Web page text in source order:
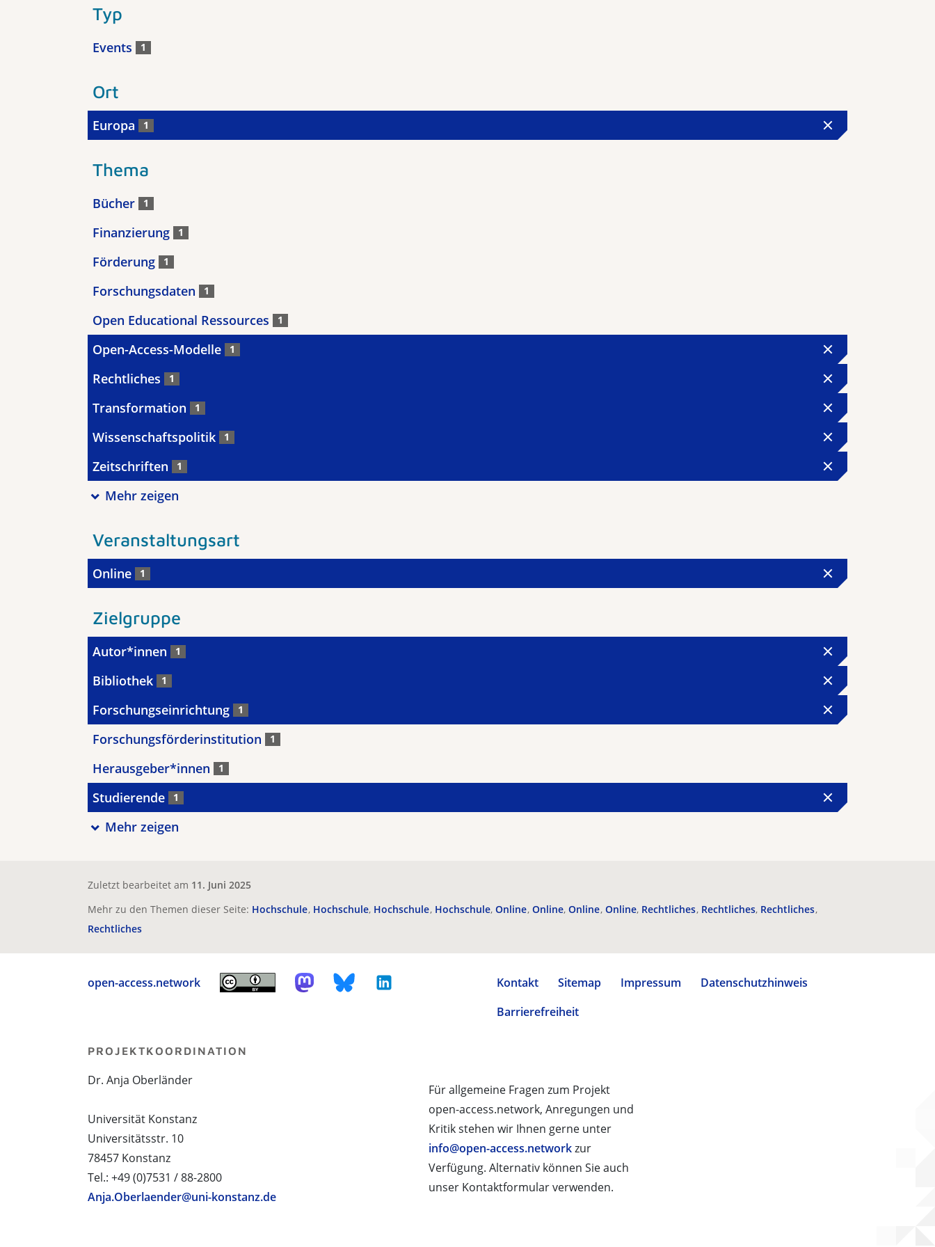
Typ
Events 1
Ort
Europa 1
Thema
Bücher 1
Finanzierung 1
Förderung 1
Forschungsdaten 1
Open Educational Ressources 1
Open-Access-Modelle 1
Rechtliches 1
Transformation 1
Wissenschaftspolitik 1
Zeitschriften 1
Mehr zeigen
Veranstaltungsart
Online 1
Zielgruppe
Autor*innen 1
Bibliothek 1
Forschungseinrichtung 1
Forschungsförderinstitution 1
Herausgeber*innen 1
Studierende 1
Mehr zeigen
Zuletzt bearbeitet am 11. Juni 2025
Mehr zu den Themen dieser Seite: Hochschule Hochschule Hochschule Hochschule Online Online Online Online Rechtliches Rechtliches Rechtliches
Rechtliches
open-access.network Kontakt Sitemap Impressum
Datenschutzhinweis
Barrierefreiheit
Für allgemeine Fragen zum Projekt
open-access.network, Anregungen und
Kritik stehen wir Ihnen gerne unter
info@open-access.networkzur
Verfügung. Alternativ können Sie auch
unser Kontaktformular verwenden.
PROJEKTKOORDINATION
Dr. Anja Oberländer
Universität Konstanz
Universitätsstr. 10
78457 Konstanz
Tel.: +49 (0)7531 / 88-2800
Anja.Oberlaender@uni-konstanz.de